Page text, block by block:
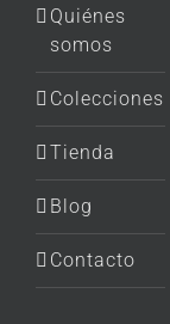
Quiénes
somos
Colecciones
Tienda
Blog
Contacto